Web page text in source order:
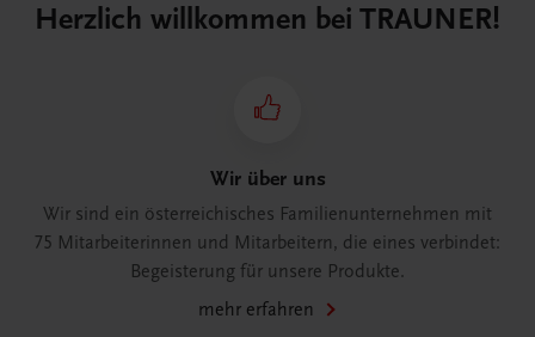
Herzlich willkommen bei TRAUNER!
Wir über uns
Wir sind ein österreichisches Familienunternehmen mit
75 Mitarbeiterinnen und Mitarbeitern, die eines verbindet:
Begeisterung für unsere Produkte.
mehr erfahren